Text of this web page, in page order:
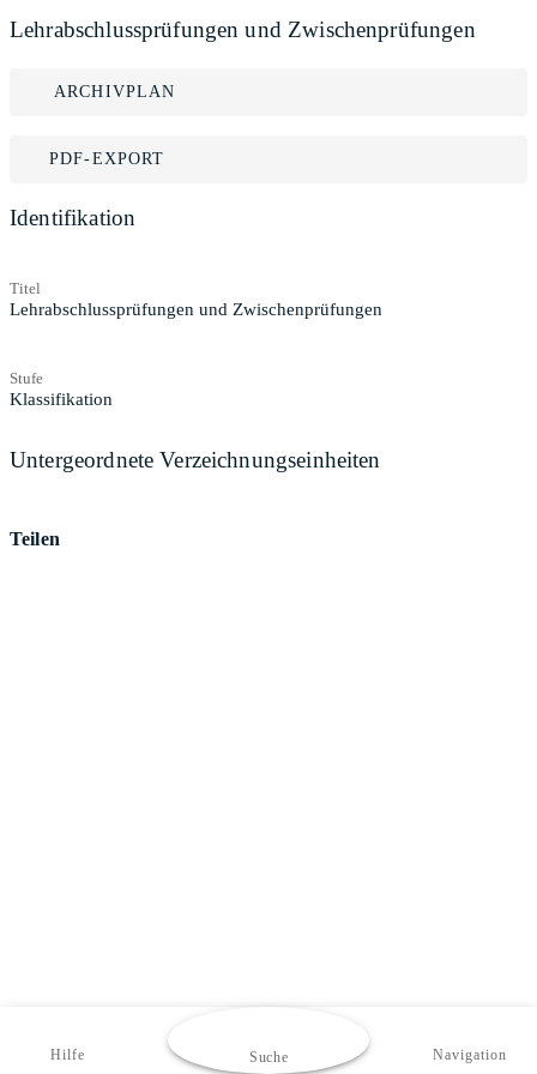
Lehrabschlussprüfungen und Zwischenprüfungen
ARCHIVPLAN
PDF-EXPORT
Identifikation
Titel
Lehrabschlussprüfungen und Zwischenprüfungen
Stufe
Klassifikation
Untergeordnete Verzeichnungseinheiten
Teilen
Hilfe Suche Navigation